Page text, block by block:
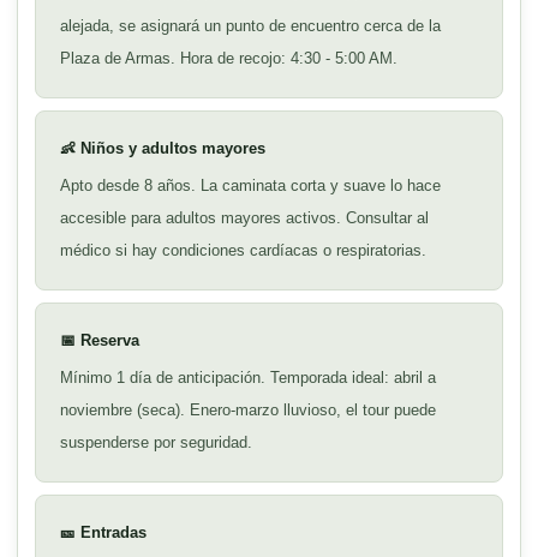
alejada, se asignará un punto de encuentro cerca de la
Plaza de Armas. Hora de recojo: 4:30 - 5:00 AM.
👶 Niños y adultos mayores
Apto desde 8 años. La caminata corta y suave lo hace
accesible para adultos mayores activos. Consultar al
médico si hay condiciones cardíacas o respiratorias.
📅 Reserva
Mínimo 1 día de anticipación. Temporada ideal: abril a
noviembre (seca). Enero-marzo lluvioso, el tour puede
suspenderse por seguridad.
🎫 Entradas